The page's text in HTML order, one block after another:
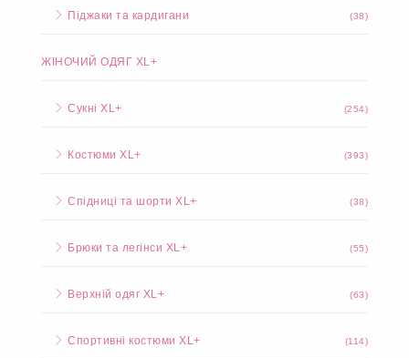
Піджаки та кардигани (38)
ЖІНОЧИЙ ОДЯГ XL+
Сукні XL+ (254)
Костюми XL+ (393)
Спідниці та шорти XL+ (38)
Брюки та легінси XL+ (55)
Верхній одяг XL+ (63)
Спортивні костюми XL+ (114)